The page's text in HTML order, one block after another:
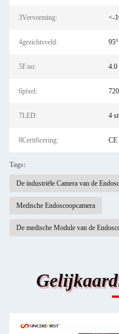
3Vervorming: <-
4gezichtsveld: 95°
5F.no: 4.0
6pixel:
7LED: 4
8Certificering: CE
Tags:
De industriële Camera van de
Medische Endoscoopcamera
De medische Module van de